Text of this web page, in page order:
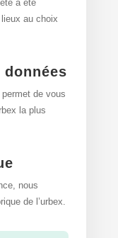
a été
au choix
données
de vous
la plus
nous
de l’urbex.